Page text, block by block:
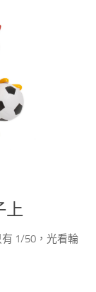
上
1/50，光看輪